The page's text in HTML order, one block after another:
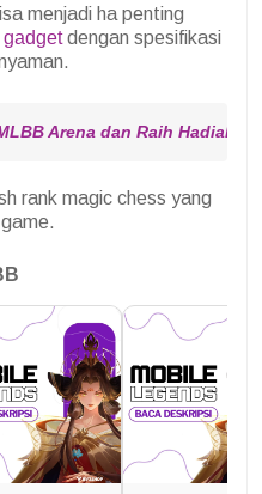
menjadi ha penting
gadgetdengan spesifikasi
Arena dan Raih Hadiah
rank magic chess yang